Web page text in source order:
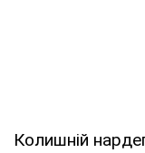
Колишній